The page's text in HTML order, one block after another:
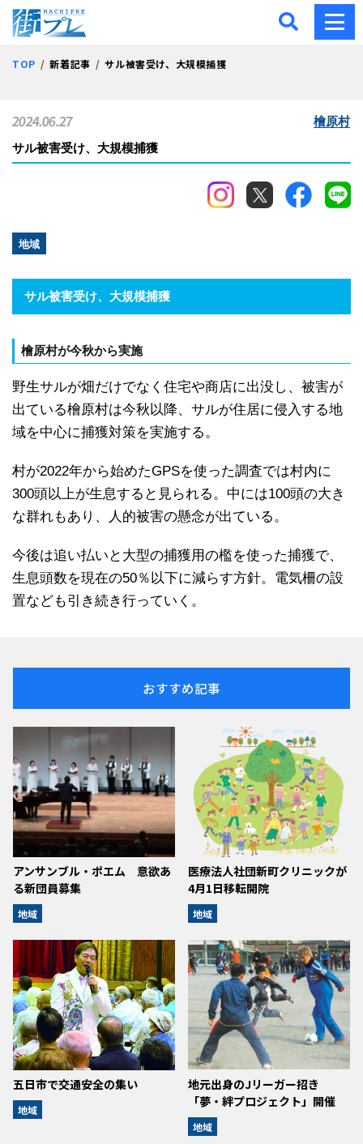
街プレ -東京・西多摩の
TOP 新着記事 サル被害受け、大規模捕獲
サル被害受け、大規模捕獲
地域
2024.06.27 檜原村
サル被害受け、大規模捕獲
檜原村が今秋から実施
野生サルが畑だけでなく住宅や商店に出没し、被害が
出ている檜原村は今秋以降、サルが住居に侵入する地
域を中心に捕獲対策を実施する。
村が2022年から始めたGPSを使った調査では村内に
300頭以上が生息すると見られる。中には100頭の大き
な群れもあり、人的被害の懸念が出ている。
今後は追い払いと大型の捕獲用の檻を使った捕獲で、
生息頭数を現在の50％以下に減らす方針。電気柵の設
置なども引き続き行っていく。
おすすめ記事
アンサンブル・ポエム 意欲あ
る新団員募集
地域
医療法人社団新町クリニックが
4月1日移転開院
地域
五日市で交通安全の集い
地域
地元出身のJリーガー招き
「夢・絆プロジェクト」開催
地域